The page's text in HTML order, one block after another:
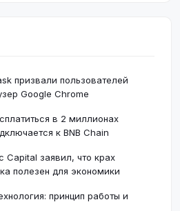
призвали пользователей
Google Chrome
в 2 миллионах
к BNB Chain
Capital заявил, что крах
полезен для экономики
принцип работы и